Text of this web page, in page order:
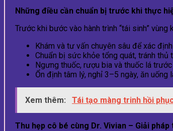
Những điều cần chuẩn bị trước khi thực
Trước khi bước vào hành trình “tái sinh”
Khám và tư vấn chuyên sâu để xác
Chuẩn bị sức khỏe tổng quát, tránh
Ngưng thuốc, rượu bia và thuốc lá
Ổn định tâm lý, nghỉ 3–5 ngày, ăn
Xem thêm: Tái tạo màng trinh hồi
Thu hẹp cô bé cùng Dr. Vivian – Giải